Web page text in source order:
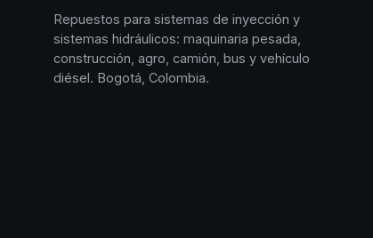
Repuestos para sistemas de inyección y
sistemas hidráulicos: maquinaria pesada,
construcción, agro, camión, bus y vehículo
diésel. Bogotá, Colombia.